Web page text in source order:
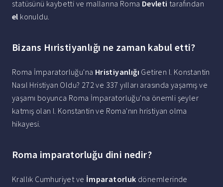
statüsünü kaybetti ve mallarına Roma Devleti tarafından
el konuldu.
Bizans Hıristiyanlığı ne zaman kabul etti?
Roma İmparatorluğu'na Hristiyanlığı Getiren I. Konstantin
Nasıl Hristiyan Oldu? 272 ve 337 yılları arasında yaşamış ve
yaşamı boyunca Roma İmparatorluğu'na önemli şeyler
katmış olan I. Konstantin ve Roma'nın hristiyan olma
hikayesi.
Roma imparatorluğu dini nedir?
Krallık Cumhuriyet ve İmparatorluk dönemlerinde